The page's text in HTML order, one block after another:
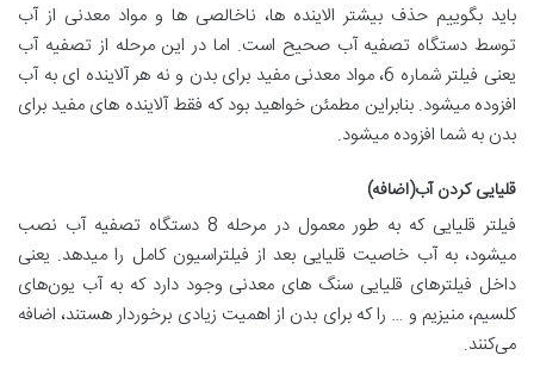
باید بگوییم حذف بیشتر الاینده ها، ناخالصی ها و مواد معدنی از آب
توسط دستگاه تصفیه آب صحیح است. اما در این مرحله از تصفیه آب
یعنی فیلتر شماره 6، مواد معدنی مفید برای بدن و نه هر آلاینده ای به آب
افزوده میشود. بنابراین مطمئن خواهید بود که فقط آلاینده های مفید برای
بدن به شما افزوده میشود.
قلیایی کردن آب(اضافه)
فیلتر قلیایی که به طور معمول در مرحله 8 دستگاه تصفیه آب نصب
میشود، به آب خاصیت قلیایی بعد از فیلتراسیون کامل را میدهد. یعنی
داخل فیلتر‌های قلیایی سنگ های معدنی وجود دارد که به آب یون‌های
کلسیم، منیزیم و … را که برای بدن از اهمیت زیادی برخوردار هستند، اضافه
می‌کنند.